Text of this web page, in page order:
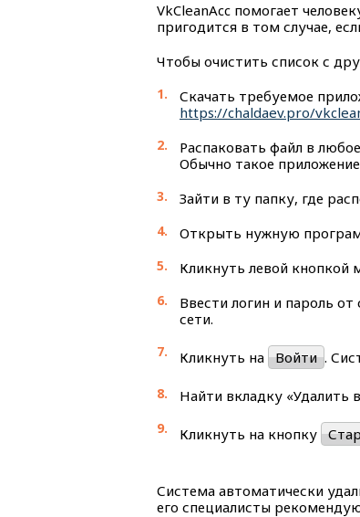
VkCleanAcc помогает
пригодится в том случае,
Чтобы очистить список с
Скачать требуемое
https://chaldaev.pro/
Распаковать файл в
Обычно такое приложение
Зайти в ту папку, где
Открыть нужную
Кликнуть левой кнопкой
Ввести логин и пароль
сети.
Кликнуть на Войти .
Найти вкладку «Удалить
Кликнуть на кнопку
Система автоматически
его специалисты